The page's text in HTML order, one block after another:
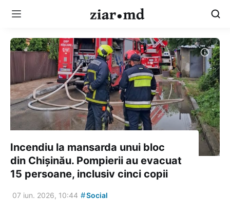
Incendiu la mansarda unui bloc
din Chișinău. Pompierii au evacuat
15 persoane, inclusiv cinci copii
07 iun. 2026, 10:44 #Social